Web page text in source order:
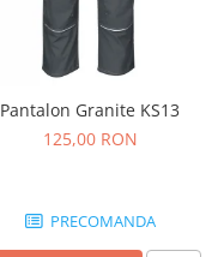
Pantalon Granite KS13
125,00 RON
PRECOMANDA